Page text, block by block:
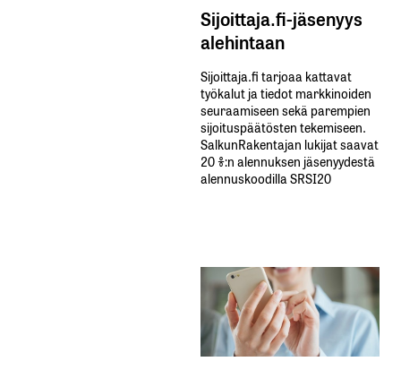
Sijoittaja.fi-jäsenyys
alehintaan
Sijoittaja.fi tarjoaa kattavat
työkalut ja tiedot markkinoiden
seuraamiseen sekä parempien
sijoituspäätösten tekemiseen.
SalkunRakentajan lukijat saavat
20 %:n alennuksen jäsenyydestä
alennuskoodilla SRSI20